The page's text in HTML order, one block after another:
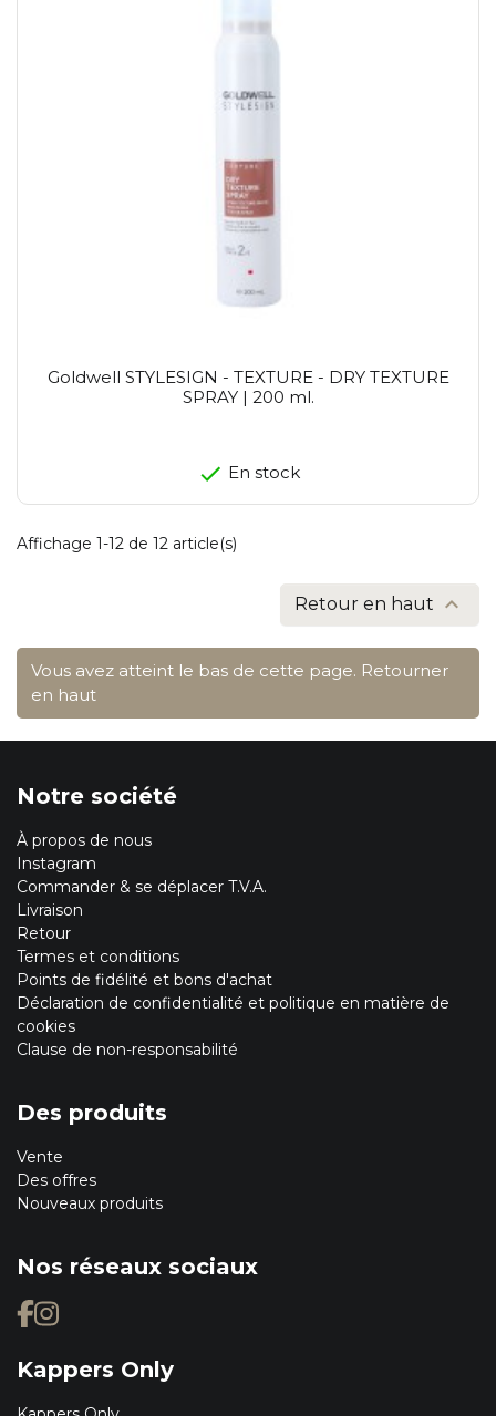
Goldwell STYLESIGN - TEXTURE - DRY TEXTURE
SPRAY | 200 ml.
En stock
Affichage 1-12 de 12 article(s)
Retour en haut 
Vous avez atteint le bas de cette page. Retourner
en haut
Notre société
À propos de nous
Instagram
Commander & se déplacer T.V.A.
Livraison
Retour
Termes et conditions
Points de fidélité et bons d'achat
Déclaration de confidentialité et politique en matière de
cookies
Clause de non-responsabilité
Des produits
Vente
Des offres
Nouveaux produits
Nos réseaux sociaux
Kappers Only